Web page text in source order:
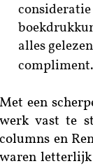
consideratie
alles
compliment.
Met een
werk vast te
columns en
waren letterlijk